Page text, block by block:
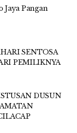
Jaya Pangan
SENTOSA
PEMILIKNYA
DUSUN